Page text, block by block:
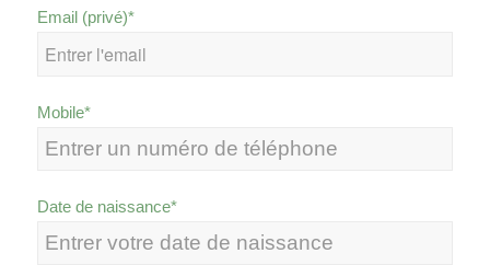
Email (privé)*
Mobile*
Date de naissance*